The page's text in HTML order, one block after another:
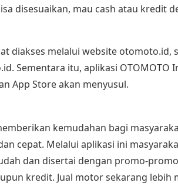
disesuaikan, mau cash atau kredit
diakses melalui website otomoto.id,
Sementara itu, aplikasi OTOMOTO
App Store akan menyusul.
kemudahan bagi
cepat. Melalui aplikasi ini
dan disertai dengan promo-
kredit. Jual motor sekarang lebih